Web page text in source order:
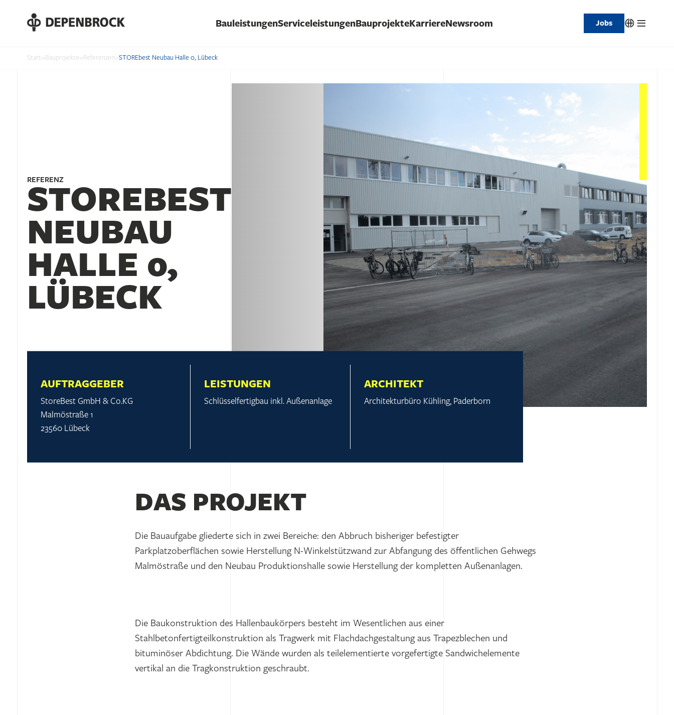
BauleistungenServiceleistungenBauprojekteKarriereNewsroom Jobs
Start»Bauprojekte»Referenzen»STOREbest Neubau Halle 0, Lübeck
REFERENZ
STOREBEST
NEUBAU
HALLE 0,
LÜBECK
AUFTRAGGEBER
StoreBest GmbH & Co.KG
Malmöstraße 1
23560 Lübeck
LEISTUNGEN
Schlüsselfertigbau inkl. Außenanlage
ARCHITEKT
Architekturbüro Kühling, Paderborn
DAS PROJEKT
Die Bauaufgabe gliederte sich in zwei Bereiche: den Abbruch bisheriger befestigter
Parkplatzoberflächen sowie Herstellung N-Winkelstützwand zur Abfangung des öffentlichen Gehwegs
Malmöstraße und den Neubau Produktionshalle sowie Herstellung der kompletten Außenanlagen.
Die Baukonstruktion des Hallenbaukörpers besteht im Wesentlichen aus einer
Stahlbetonfertigteilkonstruktion als Tragwerk mit Flachdachgestaltung aus Trapezblechen und
bituminöser Abdichtung. Die Wände wurden als teilelementierte vorgefertigte Sandwichelemente
vertikal an die Tragkonstruktion geschraubt.